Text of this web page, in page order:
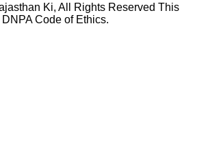
Ki, All Rights Reserved This
Code of Ethics.